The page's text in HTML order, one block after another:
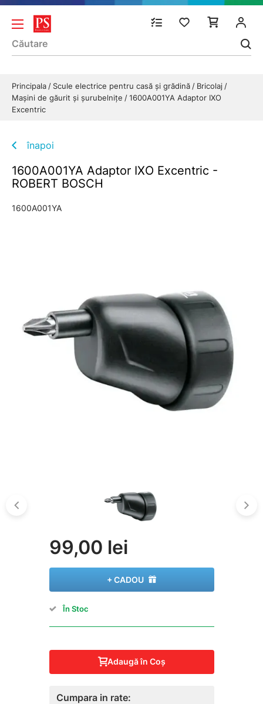
Principala Scule electrice pentru casă și grădină
Bricolaj
Maşini de găurit şi şurubelniţe
1600A001YA Adaptor IXO
Excentric
înapoi
1600A001YA Adaptor IXO Excentric -
ROBERT BOSCH
1600A001YA
99,00 lei
+ CADOU
În Stoc
Adaugă în Coş
Cumpara in rate: